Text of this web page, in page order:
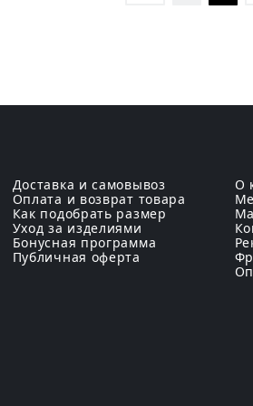
Доставка и самовывоз
Оплата и возврат товара
Как подобрать размер
Уход за изделиями
Бонусная программа
Публичная оферта
О